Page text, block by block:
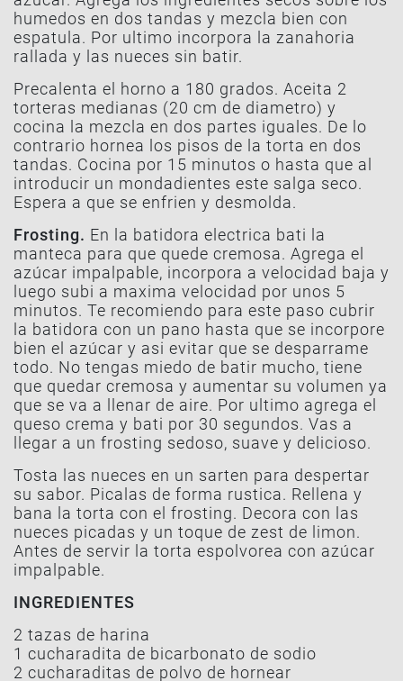
humedos en dos tandas y mezcla bien con
espatula. Por ultimo incorpora la zanahoria
rallada y las nueces sin batir.
Precalenta el horno a 180 grados. Aceita 2
torteras medianas (20 cm de diametro) y
cocina la mezcla en dos partes iguales. De lo
contrario hornea los pisos de la torta en dos
tandas. Cocina por 15 minutos o hasta que al
introducir un mondadientes este salga seco.
Espera a que se enfrien y desmolda.
Frosting. En la batidora electrica bati la
manteca para que quede cremosa. Agrega el
azúcar impalpable, incorpora a velocidad baja y
luego subi a maxima velocidad por unos 5
minutos. Te recomiendo para este paso cubrir
la batidora con un pano hasta que se incorpore
bien el azúcar y asi evitar que se desparrame
todo. No tengas miedo de batir mucho, tiene
que quedar cremosa y aumentar su volumen ya
que se va a llenar de aire. Por ultimo agrega el
queso crema y bati por 30 segundos. Vas a
llegar a un frosting sedoso, suave y delicioso.
Tosta las nueces en un sarten para despertar
su sabor. Picalas de forma rustica. Rellena y
bana la torta con el frosting. Decora con las
nueces picadas y un toque de zest de limon.
Antes de servir la torta espolvorea con azúcar
impalpable.
INGREDIENTES
2 tazas de harina
1 cucharadita de bicarbonato de sodio
2 cucharaditas de polvo de hornear